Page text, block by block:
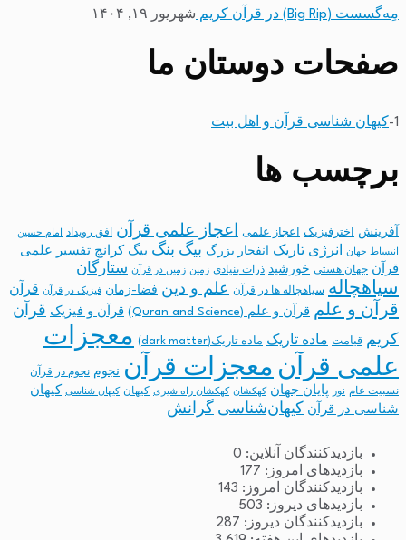
مِه‌گسست (Big Rip) در قرآن کریم شهریور ۱۹, ۱۴۰۴
صفحات دوستان ما
1- کیهان شناسی قرآن و اهل بیت
برچسب ها
آفرینش اخترفیزیک اعجاز علمی اعجاز علمی قرآن افق رویداد امام حسین
انبساط جهان انرژی تاریک انفجار بزرگ بیگ بنگ بیگ کرانچ تفسیر علمی
قرآن جهان هستی خورشید ذرات بنیادی زمین زمین در قرآن ستارگان
سیاهچاله سیاهچاله ها در قرآن علم و دین فضا-زمان فیزیک در قرآن قرآن
قرآن و علم قرآن و علم (Quran and Science) قرآن و فیزیک قرآن
کریم قیامت ماده تاریک ماده تاریک(dark matter)
معجزات
علمی قرآن معجزات قرآن نجوم نجوم در قرآن
نسبیت عام نور پایان جهان کهکشان کهکشان راه شیری کیهان کیهان شناسی
کیهان
شناسی در قرآن
کیهان‌شناسی گرانش
بازدیدکنندگان آنلاین: 0
بازدیدهای امروز: 177
بازدیدکنندگان امروز: 143
بازدیدهای دیروز: 503
بازدیدکنندگان دیروز: 287